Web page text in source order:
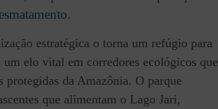
.
estratégica o torna um refúgio para
um elo vital em corredores ecológicos que
protegidas da Amazônia. O parque
que alimentam o Lago Jari,